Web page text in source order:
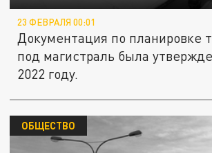
23 ФЕВРАЛЯ 00:01
Документация по планировке
под магистраль была
2022 году.
ОБЩЕСТВО